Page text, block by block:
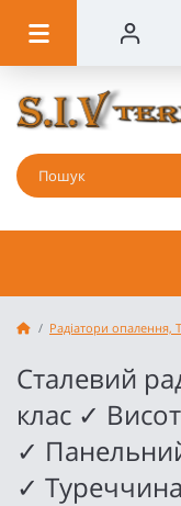
Радіатори опалення,
Сталевий
клас ✓
✓
✓